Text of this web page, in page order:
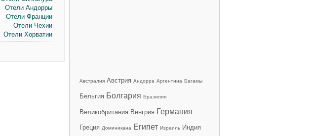
Отели Андорры
Отели Франции
Отели Чехии
Отели Хорватии
Австралия Австрия Андорра Аргентина Багамы
Бельгия Болгария Бразилия
Великобритания Венгрия Германия
Греция Доминикана Египет Израиль Индия